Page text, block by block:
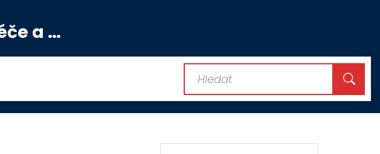
Kosmetické Péče a Výživové Doplňky